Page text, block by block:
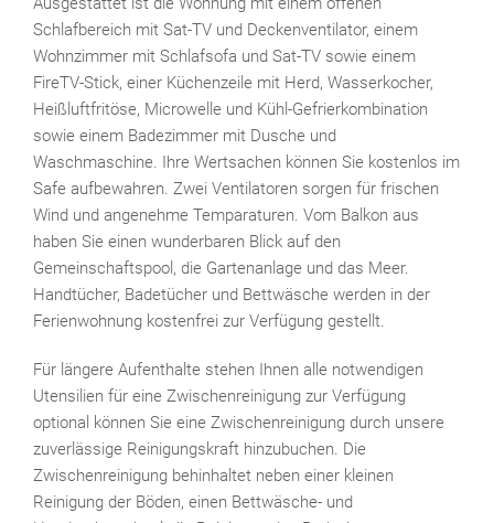
Schlafbereich mit Sat-TV und Deckenventilator, einem
Wohnzimmer mit Schlafsofa und Sat-TV sowie einem
FireTV-Stick, einer Küchenzeile mit Herd, Wasserkocher,
Heißluftfritöse, Microwelle und Kühl-Gefrierkombination
sowie einem Badezimmer mit Dusche und
Waschmaschine. Ihre Wertsachen können Sie kostenlos im
Safe aufbewahren. Zwei Ventilatoren sorgen für frischen
Wind und angenehme Temparaturen. Vom Balkon aus
haben Sie einen wunderbaren Blick auf den
Gemeinschaftspool, die Gartenanlage und das Meer.
Handtücher, Badetücher und Bettwäsche werden in der
Ferienwohnung kostenfrei zur Verfügung gestellt.
Für längere Aufenthalte stehen Ihnen alle notwendigen
Utensilien für eine Zwischenreinigung zur Verfügung
optional können Sie eine Zwischenreinigung durch unsere
zuverlässige Reinigungskraft hinzubuchen. Die
Zwischenreinigung behinhaltet neben einer kleinen
Reinigung der Böden, einen Bettwäsche- und